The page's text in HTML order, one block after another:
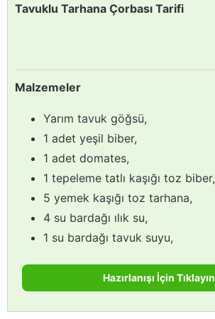
Tavuklu Tarhana Çorbası Tarifi
Malzemeler
Yarım tavuk göğsü,
1 adet yeşil biber,
1 adet domates,
1 tepeleme tatlı kaşığı toz biber,
5 yemek kaşığı toz tarhana,
4 su bardağı ılık su,
1 su bardağı tavuk suyu,
Hazırlanışı İçin Tıklayın